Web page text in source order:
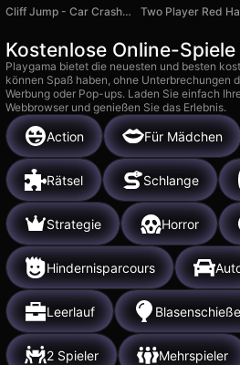
Cliff Jump - Car Crash 3D
Kostenlose Online-
Playgama bietet die neuesten und besten
können Spaß haben, ohne Unterbrechungen
Werbung oder Pop-ups. Laden Sie einfach
Webbrowser und genießen Sie das Erlebnis.
Action Für Mädchen
Rätsel Schlange
Strategie Horror
Hindernisparcours
Leerlauf
2 Spieler Mehrspieler